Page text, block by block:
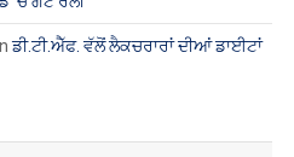
ਡੀ.ਟੀ.ਐੱਫ. ਵੱਲੋਂ ਲੈਕਚਰਾਰਾਂ ਦੀਆਂ ਡਾਈਟਾਂ